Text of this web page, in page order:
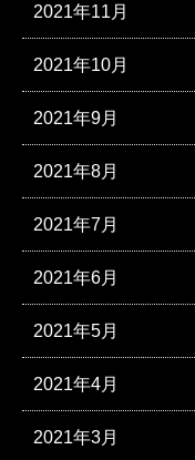
2021年11月
2021年10月
2021年9月
2021年8月
2021年7月
2021年6月
2021年5月
2021年4月
2021年3月